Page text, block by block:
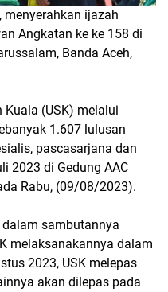
menyerahkan ijazah
Angkatan ke ke 158 di
Banda Aceh,
Kuala (USK) melalui
1.607 lulusan
pascasarjana dan
2023 di Gedung AAC
Rabu, (09/08/2023).
dalam sambutannya
melaksanakannya dalam
2023, USK melepas
akan dilepas pada